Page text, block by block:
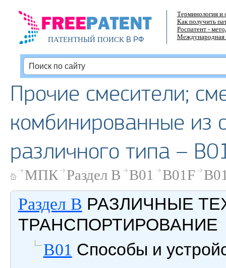
ПАТЕНТНЫЙ ПОИСКВ РФ
Терминология и
Как получить
Роспатент -
Международная
Прочие смесители;
комбинированные из
различного типа –
МПК Раздел B B01 B01F
Раздел B РАЗЛИЧНЫЕ
ТРАНСПОРТИРОВАНИЕ
B01 Способы и